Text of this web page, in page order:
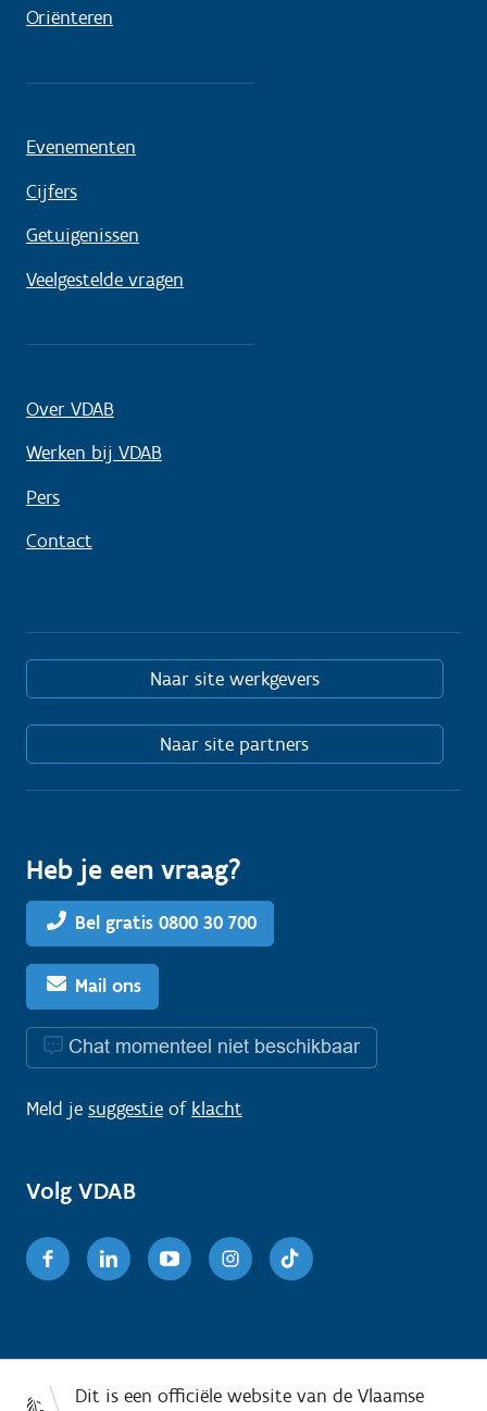
Oriënteren
Evenementen
Cijfers
Getuigenissen
Veelgestelde vragen
Over VDAB
Werken bij VDAB
Pers
Contact
Naar site werkgevers
Naar site partners
Heb je een vraag?
Bel gratis 0800 30 700
Mail ons
Chat momenteel niet beschikbaar
Meld je suggestie of klacht
Volg VDAB
FacebookLinkedinYoutubeInstagram